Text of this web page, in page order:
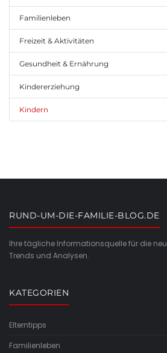
Familienleben
Freizeit & Aktivitäten
Gesundheit & Ernährung
Kindererziehung
Kindern
RUND-UM-DIE-FAMILIE-BLOG.DE
Ihre tägliche Informationsquelle für die
Trends und Analysen.
KATEGORIEN
Elterntipps
Familienleben